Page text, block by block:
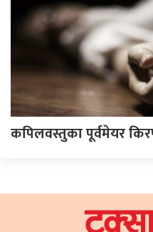
कपिलवस्तुका पूर्वमेयर